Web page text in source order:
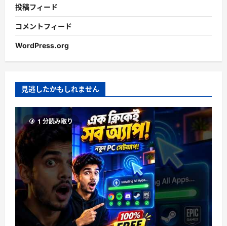
投稿フィード
コメントフィード
WordPress.org
見逃したかもしれません
1 分読み取り